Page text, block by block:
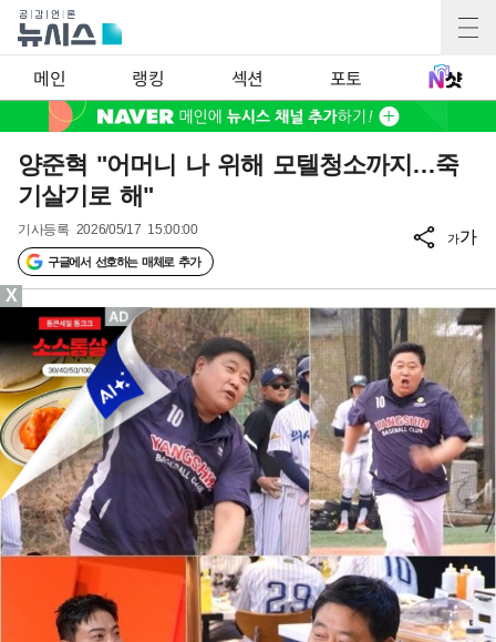
메인 랭킹 섹션 포토
양준혁 "어머니 나 위해 모텔청소까지…죽
기살기로 해"
기사등록 2026/05/17 15:00:00
구글에서 선호하는 매체로 추가
가가
X